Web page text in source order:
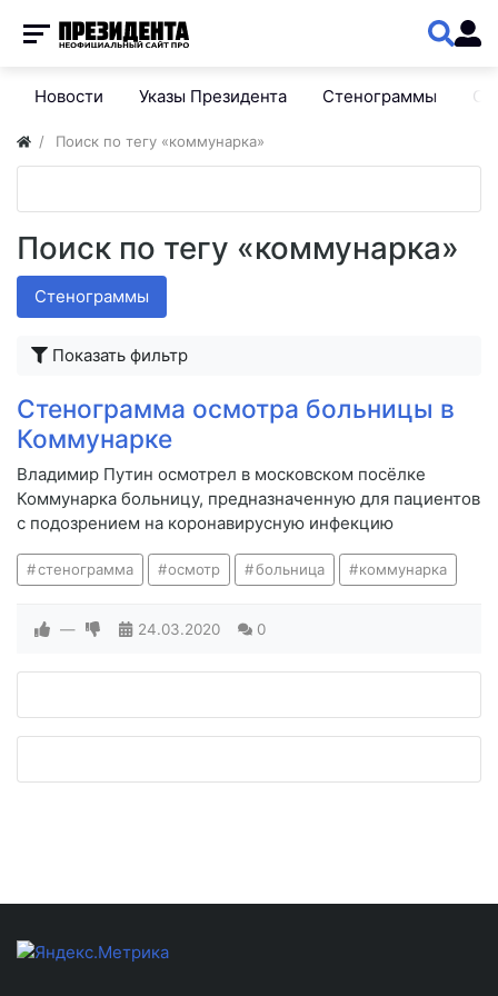
Новости Указы Президента Стенограммы
Поиск по тегу «коммунарка»
Поиск по тегу «коммунарка»
Стенограммы
Показать фильтр
Стенограмма осмотра больницы в
Коммунарке
Владимир Путин осмотрел в московском посёлке
Коммунарка больницу, предназначенную для пациентов
с подозрением на коронавирусную инфекцию
стенограмма осмотр больница коммунарка
— 24.03.2020 0